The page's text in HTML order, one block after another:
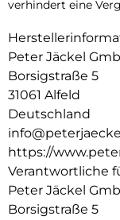
verhindert eine
Peter Jäckel
Borsigstraße 5
31061 Alfeld
Deutschland
https://
Verantwortliche
Peter Jäckel
Borsigstraße 5